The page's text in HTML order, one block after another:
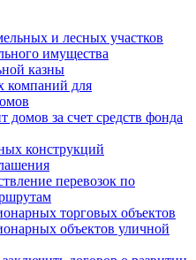
и лесных участков
имущества
казны
компаний для
домов за счет средств фонда
конструкций
перевозок по
торговых объектов
объектов уличной